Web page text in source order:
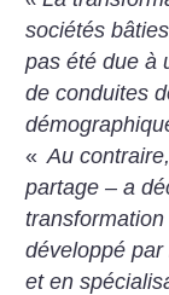
sociétés
pas été due à
de conduites
« Au
partage – a
développé
et en